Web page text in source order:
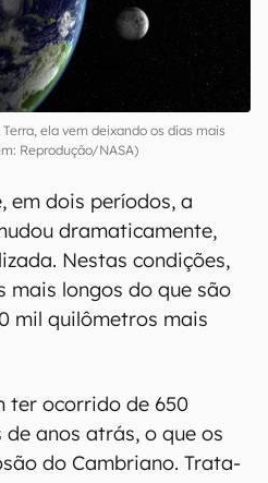
ela vem deixando os dias mais
Reprodução/NASA)
em dois períodos, a
dramaticamente,
Nestas condições,
mais longos do que são
mil quilômetros mais
ter ocorrido de 650
anos atrás, o que os
do Cambriano. Trata-